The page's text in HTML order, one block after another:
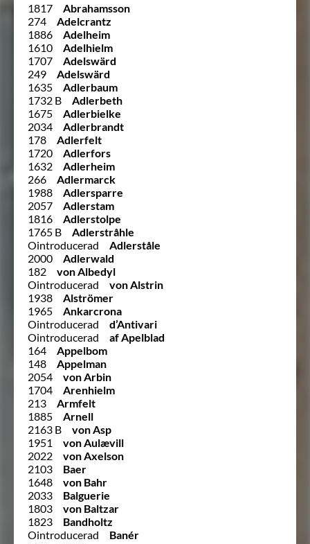
1817
Abrahamsson
274
Adelcrantz
1886
Adelheim
1610
Adelhielm
1707
Adelswärd
249
Adelswärd
1635
Adlerbaum
1732 B
Adlerbeth
1675
Adlerbielke
2034
Adlerbrandt
178
Adlerfelt
1720
Adlerfors
1632
Adlerheim
266
Adlermarck
1988
Adlersparre
2057
Adlerstam
1816
Adlerstolpe
1765 B
Adlerstråhle
Ointroducerad
Adlerståle
2000
Adlerwald
182
von Albedyl
Ointroducerad
von Alstrin
1938
Alströmer
1965
Ankarcrona
Ointroducerad
d’Antivari
Ointroducerad
af Apelblad
164
Appelbom
148
Appelman
2054
von Arbin
1704
Arenhielm
213
Armfelt
1885
Arnell
2163 B
von Asp
1951
von Aulævill
2022
von Axelson
2103
Baer
1648
von Bahr
2033
Balguerie
1803
von Baltzar
1823
Bandholtz
Ointroducerad
Banér